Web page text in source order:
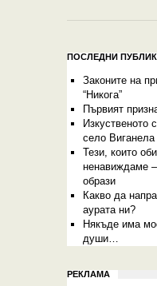
ПОСЛЕДНИ
Законите на
“Никога”
Първият
Изкуственото
село Виганела
Тези, които
ненавиждаме
образи
Какво да
аурата ни?
Някъде има
души…
РЕКЛАМА